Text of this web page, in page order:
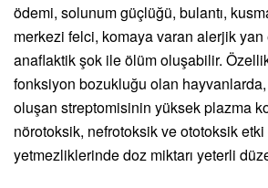
ödemi, solunum güçlüğü, bulantı,
merkezi felci, komaya varan alerjik yan
anaflaktik şok ile ölüm oluşabilir.
fonksiyon bozukluğu olan
oluşan streptomisinin yüksek plazma
nörotoksik, nefrotoksik ve ototoksik
yetmezliklerinde doz miktarı yeterli